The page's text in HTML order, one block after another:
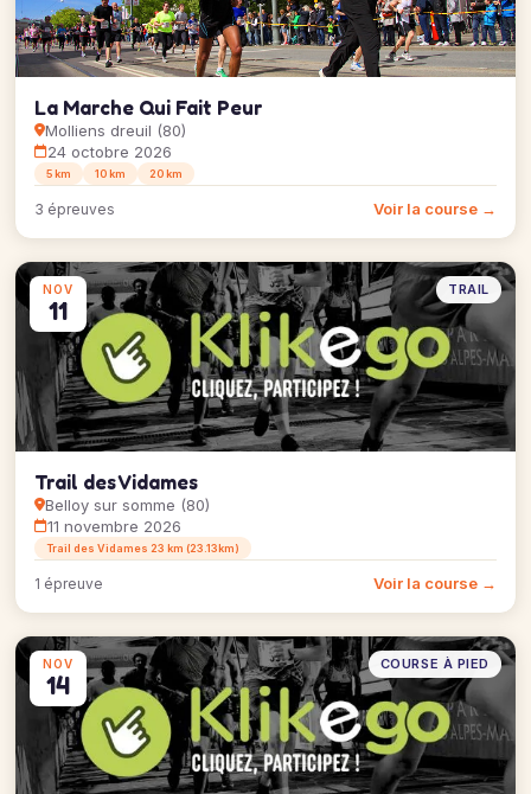
La Marche Qui Fait Peur
Molliens dreuil (80)
24 octobre 2026
5 km 10 km 20 km
3 épreuves Voir la course →
NOV
11
TRAIL
Trail des Vidames
Belloy sur somme (80)
11 novembre 2026
Trail des Vidames 23 km (23.13km)
1 épreuve Voir la course →
NOV
14
COURSE À PIED